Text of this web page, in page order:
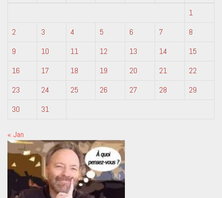
1
2
3 4 5 6 7
8
9
10 11 12 13 14
15
16
17 18 19 20 21
22
23
24 25 26 27 28
29
30
31
« Jan